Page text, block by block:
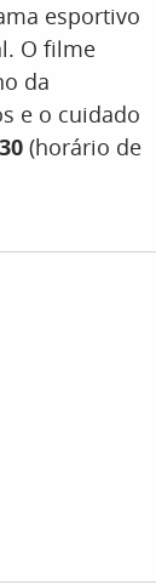
esportivo
O filme
da
e o cuidado
(horário de